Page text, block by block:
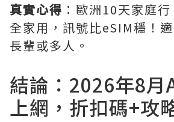
真實心得 ：歐洲10天家庭
全家用，訊號比eSIM穩！
長輩或多人。
結論：2026年8
上網，折扣碼+攻